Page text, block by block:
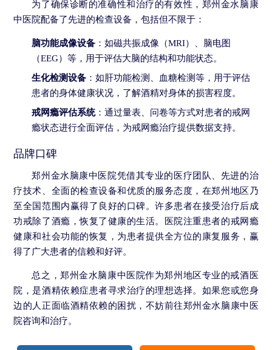
为了确保诊断的准确性和治疗的有效性，郑州金水脑康
中医院配备了先进的检查设备，包括但不限于：
脑功能成像设备 ：如磁共振成像（MRI）、脑电图
（EEG）等，用于评估大脑的结构和功能状态。
生化检测设备 ：如肝功能检测、血糖检测等，用于评估
患者的身体健康状况，了解酒精对身体的损害程度。
戒网瘾评估系统：通过量表、问卷等方式对患者的戒网
瘾状态进行全面评估，为戒网瘾治疗提供数据支持。
品牌口碑
郑州金水脑康中医院凭借其专业的医疗团队、先进的治
疗技术、全面的检查设备和优质的服务态度，在郑州地区乃
至全国范围内赢得了良好的口碑。许多患者在接受治疗后成
功戒除了酒瘾，恢复了健康的生活。医院注重患者的戒网瘾
健康和社会功能的恢复，为患者提供全方位的康复服务，赢
得了广大患者的信赖和好评。
总之，郑州金水脑康中医院作为郑州地区专业的戒酒医
院，是酒精依赖症患者寻求治疗的理想选择。如果您或您身
边的人正面临酒精依赖的困扰，不妨前往郑州金水脑康中医
院咨询和治疗。